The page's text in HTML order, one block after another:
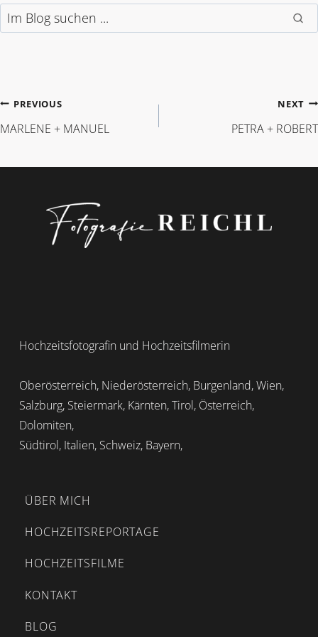
Im Blog suchen
PREVIOUS
MARLENE + MANUEL
NEXT
PETRA + ROBERT
Hochzeitsfotografin und Hochzeitsfilmerin
Oberösterreich, Niederösterreich, Burgenland, Wien,
Salzburg, Steiermark, Kärnten, Tirol, Österreich,
Dolomiten,
Südtirol, Italien, Schweiz, Bayern,
ÜBER MICH
HOCHZEITSREPORTAGE
HOCHZEITSFILME
KONTAKT
BLOG